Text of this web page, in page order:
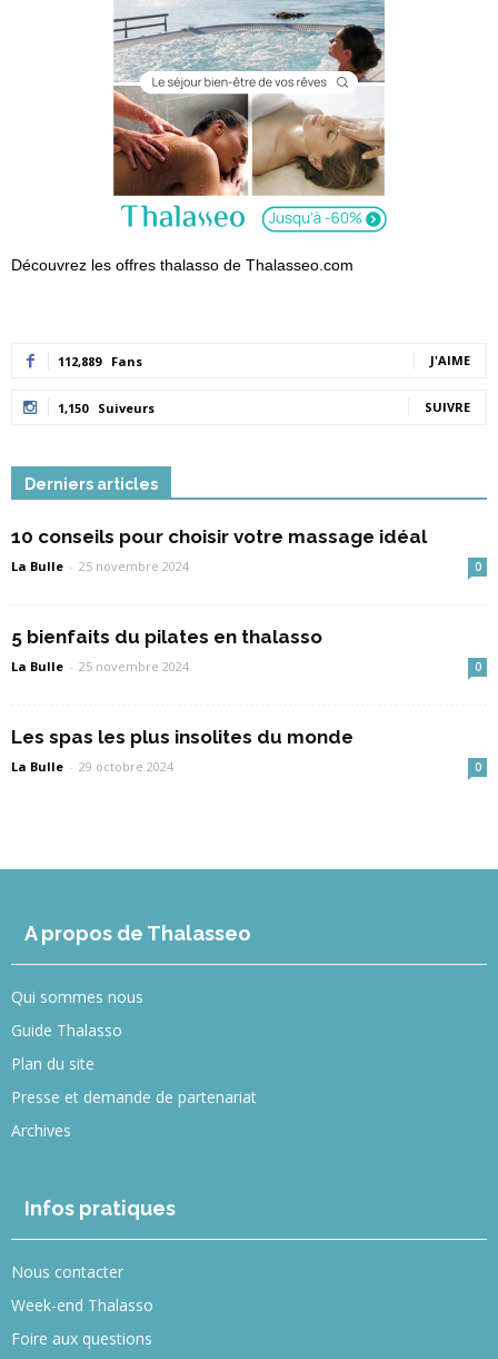
Découvrez les offres thalasso de Thalasseo.com
112,889 Fans J'AIME
1,150 Suiveurs SUIVRE
Derniers articles
10 conseils pour choisir votre massage idéal
La Bulle - 25 novembre 2024 0
5 bienfaits du pilates en thalasso
La Bulle - 25 novembre 2024 0
Les spas les plus insolites du monde
La Bulle - 29 octobre 2024 0
A propos de Thalasseo
Qui sommes nous
Guide Thalasso
Plan du site
Presse et demande de partenariat
Archives
Infos pratiques
Nous contacter
Week-end Thalasso
Foire aux questions